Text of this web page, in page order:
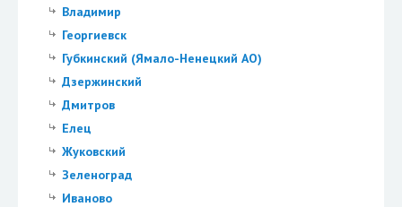
Владимир
Георгиевск
Губкинский (Ямало-Ненецкий АО)
Дзержинский
Дмитров
Елец
Жуковский
Зеленоград
Иваново